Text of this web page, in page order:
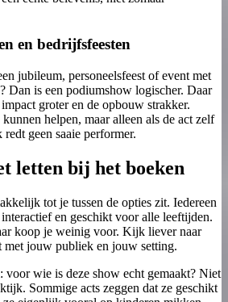
en bedrijfsfeesten
jubileum, personeelsfeest of event met
Dan is een podiumshow logischer. Daar
groter en de opbouw strakker.
helpen, maar alleen als de act zelf
geen saaie performer.
letten bij het boeken
tot je tussen de opties zit. Iedereen
en geschikt voor alle leeftijden.
koop je weinig voor. Kijk liever naar
met jouw publiek en jouw setting.
voor wie is deze show echt gemaakt? Niet
Sommige acts zeggen dat ze geschikt